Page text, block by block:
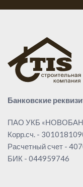
Банковские
ПАО УКБ
Корр.сч. -
Расчетный счет -
БИК - 044959746